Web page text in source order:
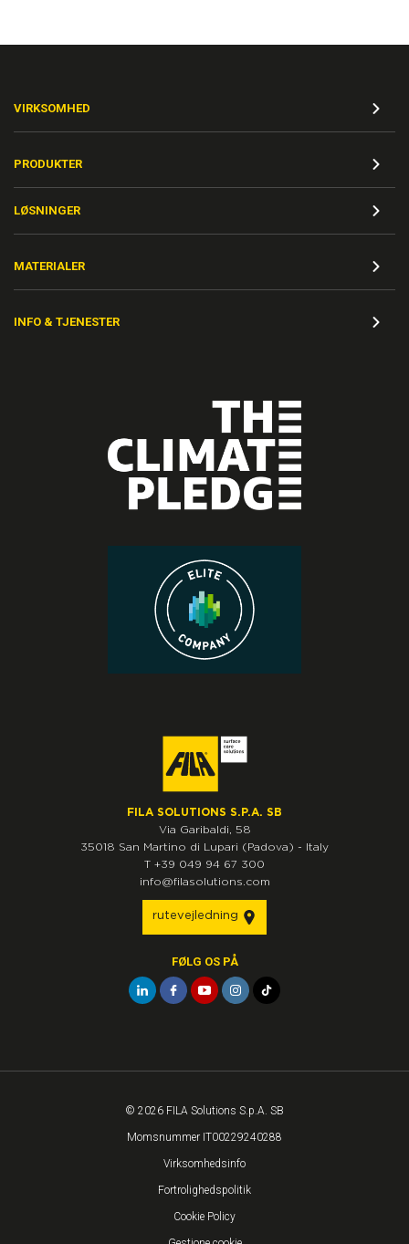
VIRKSOMHED
PRODUKTER
LØSNINGER
MATERIALER
INFO & TJENESTER
FILA SOLUTIONS S.P.A. SB
Via Garibaldi, 58
35018 San Martino di Lupari (Padova) - Italy
T +39 049 94 67 300
info@filasolutions.com
rutevejledning
FØLG OS PÅ
© 2026 FILA Solutions S.p.A. SB
Momsnummer IT00229240288
Virksomhedsinfo
Fortrolighedspolitik
Cookie Policy